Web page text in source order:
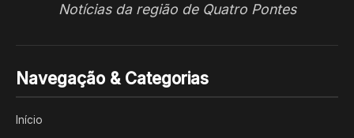
Notícias da região de Quatro Pontes
Navegação & Categorias
Início